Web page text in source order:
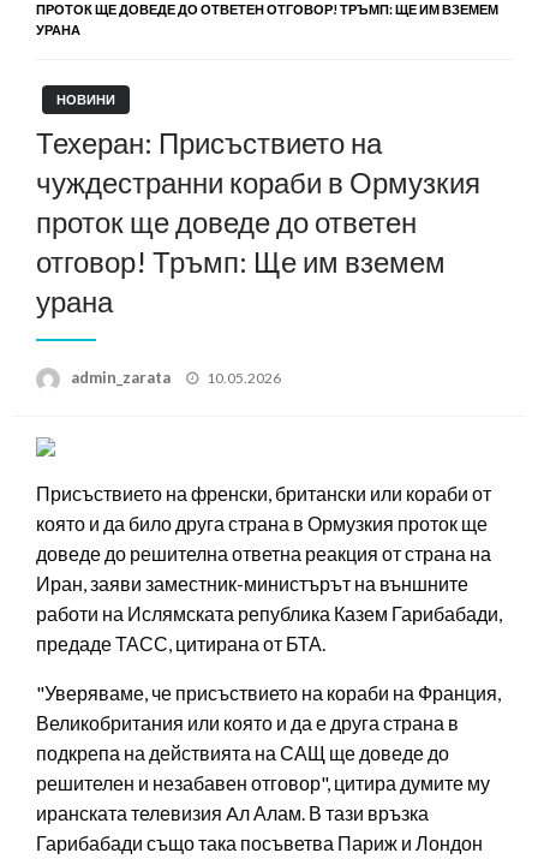
ПРОТОК ЩЕ ДОВЕДЕ ДО ОТВЕТЕН ОТГОВОР! ТРЪМП: ЩЕ ИМ ВЗЕМЕМ
УРАНА
НОВИНИ
Техеран: Присъствието на
чуждестранни кораби в Ормузкия
проток ще доведе до ответен
отговор! Тръмп: Ще им вземем
урана
admin_zarata
Posted
10.05.2026
Присъствието на френски, британски или кораби от
която и да било друга страна в Ормузкия проток ще
доведе до решителна ответна реакция от страна на
Иран, заяви заместник-министърът на външните
работи на Ислямската република Казем Гарибабади,
предаде ТАСС, цитирана от БТА.
"Уверяваме, че присъствието на кораби на Франция,
Великобритания или която и да е друга страна в
подкрепа на действията на САЩ ще доведе до
решителен и незабавен отговор", цитира думите му
иранската телевизия Aл Алам. В тази връзка
Гарибабади също така посъветва Париж и Лондон